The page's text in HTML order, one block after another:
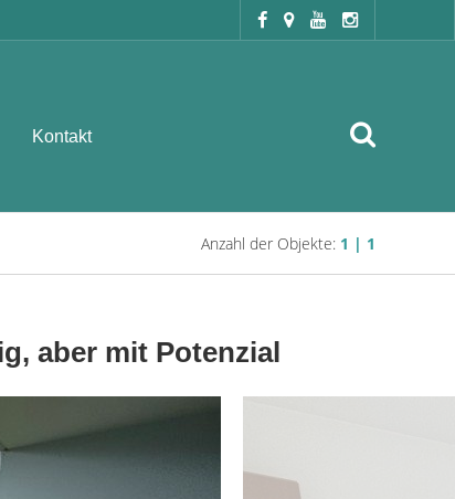
Kontakt
Anzahl der Objekte: 1 | 1
aber mit Potenzial